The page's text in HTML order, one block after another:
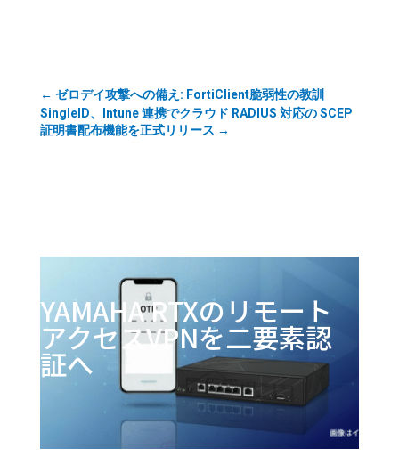
← ゼロデイ攻撃への備え: FortiClient脆弱性の教訓
SingleID、Intune 連携でクラウド RADIUS 対応の SCEP
証明書配布機能を正式リリース →
YAMAHA RTXのリモート
アクセスVPNを二要素認
証へ